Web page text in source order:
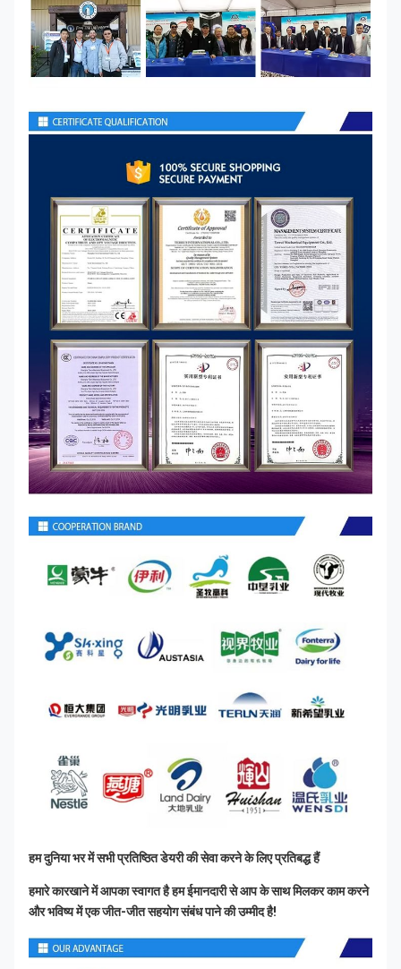
हम दुनिया भर में सभी प्रतिष्ठित डेयरी की सेवा करने के लिए प्रतिबद्ध हैं
हमारे कारखाने में आपका स्वागत है हम ईमानदारी से आप के साथ मिलकर काम करने
और भविष्य में एक जीत-जीत सहयोग संबंध पाने की उम्मीद है!